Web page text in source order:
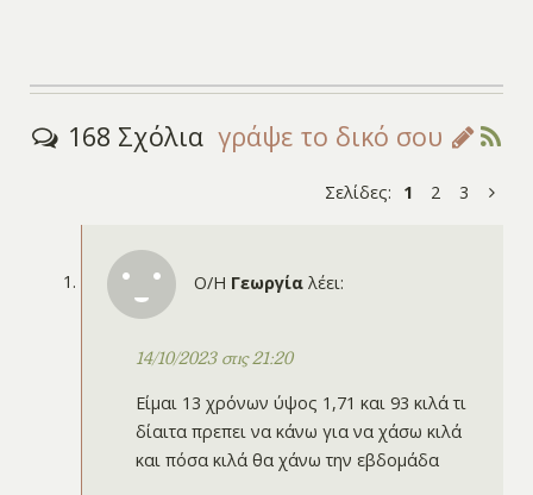
168 Σχόλια γράψε το δικό σου
Σελίδες: 1 2 3
Ο/Η Γεωργία λέει:
14/10/2023 στις 21:20
Είμαι 13 χρόνων ύψος 1,71 και 93 κιλά τι
δίαιτα πρεπει να κάνω για να χάσω κιλά
και πόσα κιλά θα χάνω την εβδομάδα